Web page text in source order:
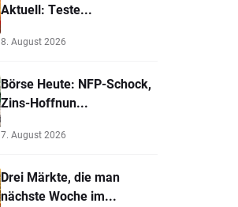
Aktuell: Teste...
8. August 2026
Börse Heute: NFP-Schock,
Zins-Hoffnun...
7. August 2026
Drei Märkte, die man
nächste Woche im...